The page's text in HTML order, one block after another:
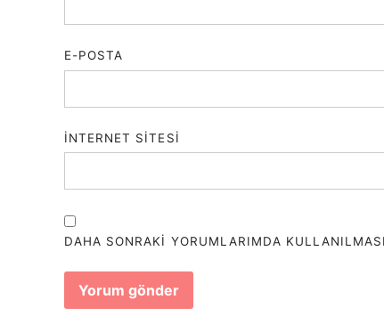
E-POSTA
İNTERNET SITESI
DAHA SONRAKI YORUMLARIMDA